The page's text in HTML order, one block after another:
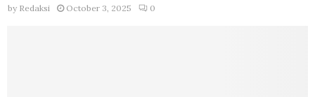
by Redaksi October 3, 2025 0